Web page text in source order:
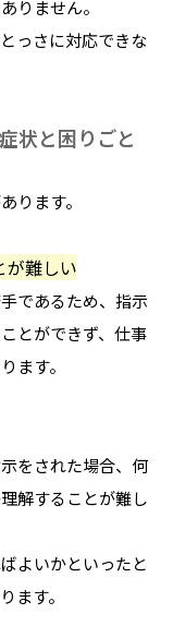
りません。
っさに対応できな
状と困りごと
ります。
難しい
であるため、指示
とができず、仕事
ます。
をされた場合、何
解することが難し
よいかといったと
ます。